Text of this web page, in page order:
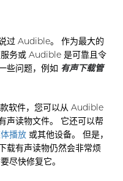
过 Audible。 作为最大的
务或 Audible 是可靠且令
些问题，例如 有声下载管
软件，您可以从 Audible
声读物文件。 它还可以帮
播放 或其他设备。 但是，
载有声读物仍然会非常烦
尽快修复它。